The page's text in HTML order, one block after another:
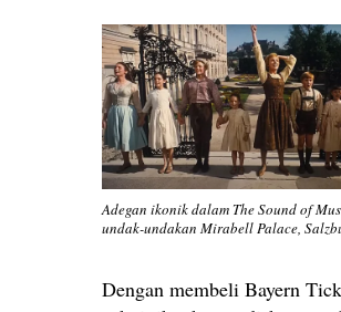
Adegan ikonik dalam The Sound of
undak-undakan Mirabell Palace,
Dengan membeli Bayern